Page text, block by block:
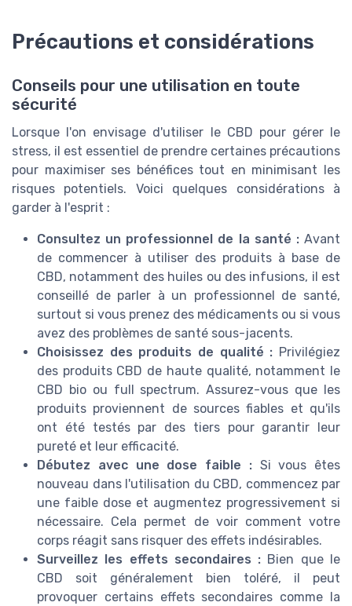
Précautions et considérations
Conseils pour une utilisation en toute
sécurité
Lorsque l'on envisage d'utiliser le CBD pour gérer le
stress, il est essentiel de prendre certaines précautions
pour maximiser ses bénéfices tout en minimisant les
risques potentiels. Voici quelques considérations à
garder à l'esprit :
Consultez un professionnel de la santé :Avant
de commencer à utiliser des produits à base de
CBD, notamment des huiles ou des infusions, il est
conseillé de parler à un professionnel de santé,
surtout si vous prenez des médicaments ou si vous
avez des problèmes de santé sous-jacents.
Choisissez des produits de qualité : Privilégiez
des produits CBD de haute qualité, notamment le
CBD bio ou full spectrum. Assurez-vous que les
produits proviennent de sources fiables et qu'ils
ont été testés par des tiers pour garantir leur
pureté et leur efficacité.
Débutez avec une dose faible :Si vous êtes
nouveau dans l'utilisation du CBD, commencez par
une faible dose et augmentez progressivement si
nécessaire. Cela permet de voir comment votre
corps réagit sans risquer des effets indésirables.
Surveillez les effets secondaires : Bien que le
CBD soit généralement bien toléré, il peut
provoquer certains effets secondaires comme la